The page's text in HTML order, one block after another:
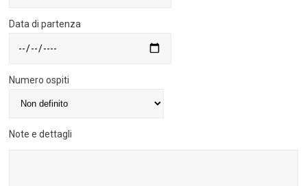
Data di partenza
Numero ospiti
Note e dettagli